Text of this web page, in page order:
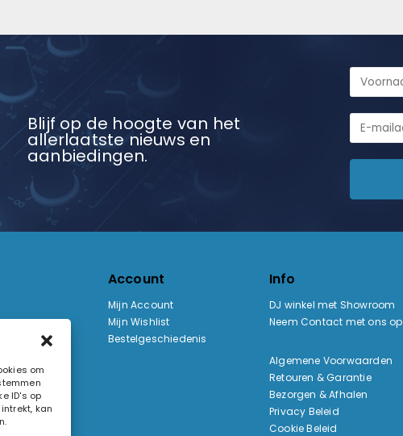
om
ID's op
kan
Blijf op de hoogte van het
allerlaatste nieuws en
aanbiedingen.
Account
Mijn Account
Mijn Wishlist
Bestelgeschiedenis
Info
DJ winkel met Showroom
Neem Contact met ons op
Algemene Voorwaarden
Retouren & Garantie
Bezorgen & Afhalen
Privacy Beleid
Cookie Beleid